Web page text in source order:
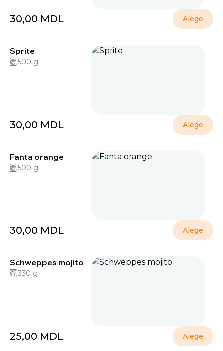
30,00 MDL Alege
Sprite
500 g
30,00 MDL Alege
Fanta orange
500 g
30,00 MDL Alege
Schweppes mojito
330 g
25,00 MDL Alege